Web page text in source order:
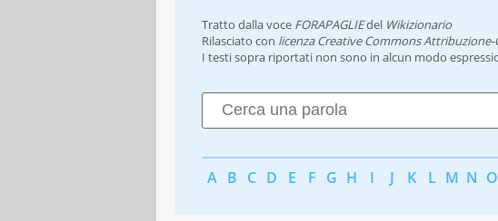
Tratto dalla voce FORAPAGLIEdel Wikizionario
Rilasciato con licenza Creative Commons
I testi sopra riportati non sono in alcun modo
A B C D E F G H I J K L M N O